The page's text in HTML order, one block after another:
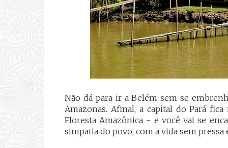
Não dá para ir a Belém sem se
Amazonas. Afinal, a capital do Pará
Floresta Amazônica - e você vai se
simpatia do povo, com a vida sem